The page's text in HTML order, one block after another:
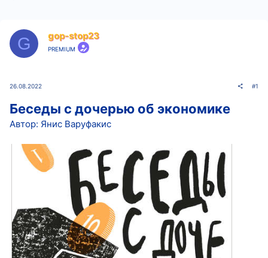
а
G gop-stop23
PREMIUM
26.08.2022 #1
Беседы с дочерью об экономике
Автор: Янис Варуфакис